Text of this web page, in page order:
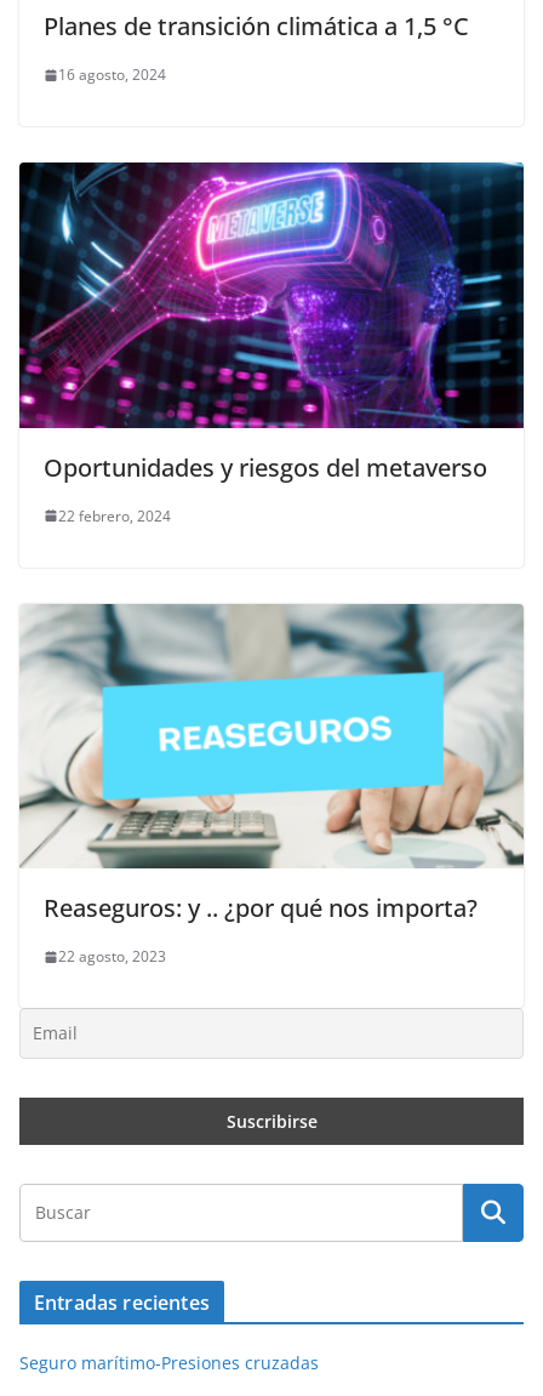
Planes de transición climática a 1,5 °C
16 agosto, 2024
Oportunidades y riesgos del metaverso
22 febrero, 2024
Reaseguros: y .. ¿por qué nos importa?
22 agosto, 2023
Entradas recientes
Seguro marítimo-Presiones cruzadas